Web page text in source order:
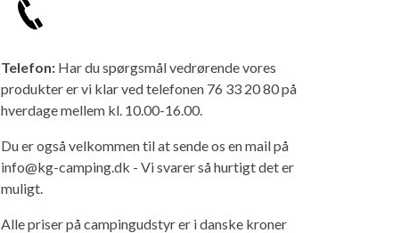
Telefon: Har du spørgsmål vedrørende vores
produkter er vi klar ved telefonen 76 33 20 80 på
hverdage mellem kl. 10.00-16.00.
Du er også velkommen til at sende os en mail på
info@kg-camping.dk - Vi svarer så hurtigt det er
muligt.
Alle priser på campingudstyr er i danske kroner